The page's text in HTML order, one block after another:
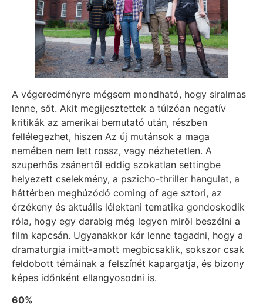
A végeredményre mégsem mondható, hogy siralmas
lenne, sőt. Akit megijesztettek a túlzóan negatív
kritikák az amerikai bemutató után, részben
fellélegezhet, hiszen Az új mutánsok a maga
nemében nem lett rossz, vagy nézhetetlen. A
szuperhős zsánertől eddig szokatlan settingbe
helyezett cselekmény, a pszicho-thriller hangulat, a
háttérben meghúzódó coming of age sztori, az
érzékeny és aktuális lélektani tematika gondoskodik
róla, hogy egy darabig még legyen miről beszélni a
film kapcsán. Ugyanakkor kár lenne tagadni, hogy a
dramaturgia imitt-amott megbicsaklik, sokszor csak
feldobott témáinak a felszínét kapargatja, és bizony
képes időnként ellangyosodni is.
60%